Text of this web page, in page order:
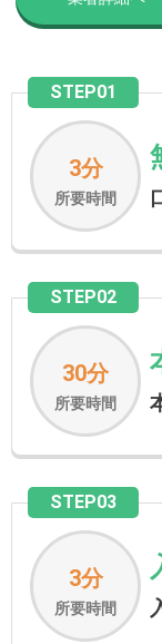
STEP01
3分
所要時間
STEP02
30分
所要時間
STEP03
3分
所要時間